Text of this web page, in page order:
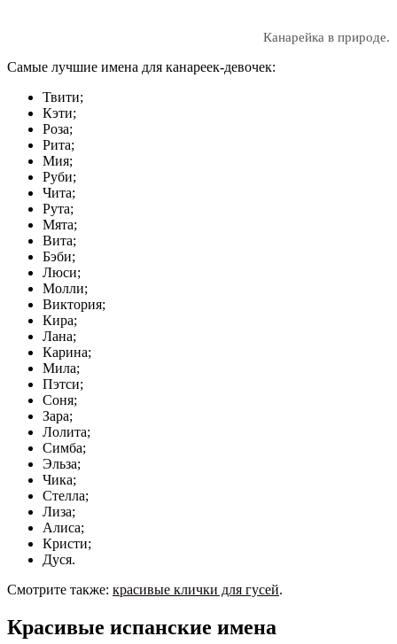
Канарейка в природе.
Самые лучшие имена для канареек-девочек:
Твити;
Кэти;
Роза;
Рита;
Мия;
Руби;
Чита;
Рута;
Мята;
Вита;
Бэби;
Люси;
Молли;
Виктория;
Кира;
Лана;
Карина;
Мила;
Пэтси;
Соня;
Зара;
Лолита;
Симба;
Эльза;
Чика;
Стелла;
Лиза;
Алиса;
Кристи;
Дуся.
Смотрите также: красивые клички для гусей.
Красивые испанские имена